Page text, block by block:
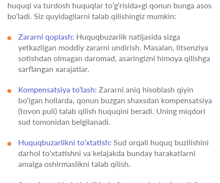
huquqi va turdosh huquqlar to‘g‘risida»gi qonun bunga asos
bo‘ladi. Siz quyidagilarni talab qilishingiz mumkin:
Zararni qoplash: Huquqbuzarlik natijasida sizga
yetkazilgan moddiy zararni undirish. Masalan, litsenziya
sotishdan olmagan daromad, asaringizni himoya qilishga
sarflangan xarajatlar.
Kompensatsiya to‘lash: Zararni aniq hisoblash qiyin
bo‘lgan hollarda, qonun buzgan shaxsdan kompensatsiya
(tovon puli) talab qilish huquqini beradi. Uning miqdori
sud tomonidan belgilanadi.
Huquqbuzarlikni to‘xtatish: Sud orqali huquq buzilishini
darhol to‘xtatishni va kelajakda bunday harakatlarni
amalga oshirmaslikni talab qilish.